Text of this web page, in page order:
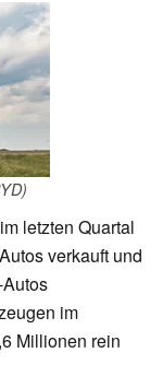
letzten Quartal
verkauft und
im
Millionen rein